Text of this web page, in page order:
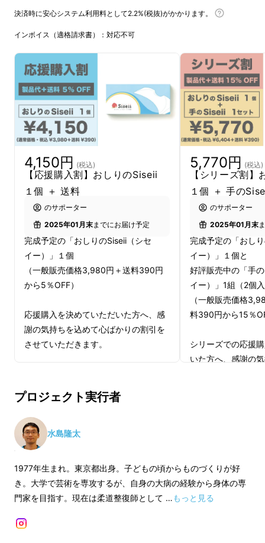
口うるさく注意喚起するよりも、 お子さんの
境を整えてあげましょう！
“ただ 座るだけ”
の姿勢ケア
簡単なのに画期的！
“おしりのSiseii（シセイー）”
骨格のプロ
の創意工夫
使い方は、 おしりの下に敷いて座るだけ。
座り作業をする全ての方に使っていただきた
い
、そんな画期的なアイテムです。
食事中も…
もちろん大人のデスクワークにも…
ただ座るだけ！
決済時に安心システム利用料として2.2%(税抜)がかかります。
インボイス（適格請求書）：対応不可
4,150円 (税込)
【応援購入割】おしりのSiseii
１個 ＋ 送料
のサポーター
2025年01月末までにお届け予定
完成予定の「おしりのSiseii（シセ
イー）」１個
（一般販売価格3,980円＋送料390円
から5％OFF）
応援購入を決めていただいた方へ、感
謝の気持ちを込めて心ばかりの割引を
させていただきます。
号はございません。ご了承ください。
※皆様の応援購入により量産効率が向
上した場合、正規販売価格が販売予定
価格より下がる可能性もございます。
※デザイン・仕様は変更になる可能性
もございます。ご了承ください。
※ご注文状況、使用部材の供給状況、
製造工程上の都合等により出荷時期が
5,770円 (税込)
【シリーズ割
１個 ＋ 手の
のサポーター
2025年01月末
完成予定の「おし
イー）」１個と
好評販売中の「手
イー）」1組（2個
（一般販売価格
料390円から15％
シリーズでの応援
いた方へ、感謝の
※デザイン・仕様
プロジェクト実行者
水島隆太
1977年生まれ。東京都出身。子どもの頃からものづくりが好
き。大学で芸術を専攻するが、自身の大病の経験から身体の専
門家を目指す。現在は柔道整復師として …もっと見る